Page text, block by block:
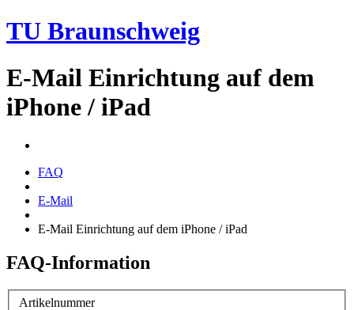
TU Braunschweig
E-Mail Einrichtung auf dem
iPhone / iPad
FAQ
E-Mail
E-Mail Einrichtung auf dem iPhone / iPad
FAQ-Information
Artikelnummer